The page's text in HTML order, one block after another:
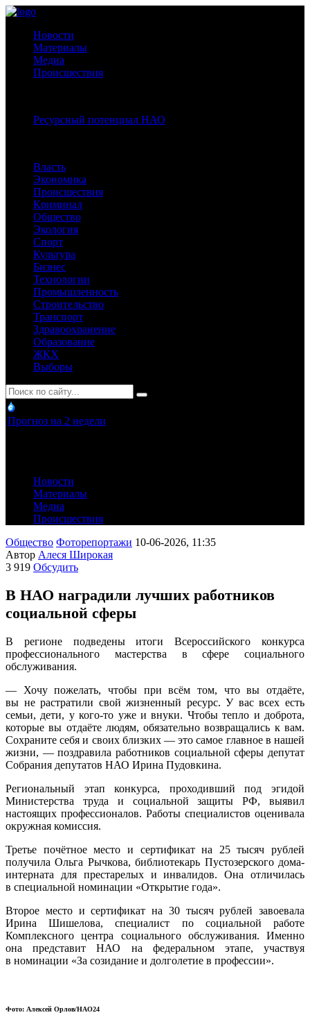
Новости
Материалы
Медиа
Происшествия
Ресурсный потенциал НАО
Власть
Экономика
Происшествия
Криминал
Общество
Экология
Спорт
Культура
Бизнес
Технологии
Промышленность
Строительство
Транспорт
Здравоохранение
Образование
ЖКХ
Выборы
Прогноз на 2 недели
Новости
Материалы
Медиа
Происшествия
Общество Фоторепортажи 10-06-2026, 11:35
Автор Алеся Широкая
3 919 Обсудить
В НАО наградили лучших работников
социальной сферы
В регионе подведены итоги Всероссийского конкурса
профессионального мастерства в сфере социального
обслуживания.
— Хочу пожелать, чтобы при всём том, что вы отдаёте,
вы не растратили свой жизненный ресурс. У вас всех есть
семьи, дети, у кого-то уже и внуки. Чтобы тепло и доброта,
которые вы отдаёте людям, обязательно возвращались к вам.
Сохраните себя и своих близких — это самое главное в нашей
жизни, — поздравила работников социальной сферы депутат
Собрания депутатов НАО Ирина Пудовкина.
Региональный этап конкурса, проходивший под эгидой
Министерства труда и социальной защиты РФ, выявил
настоящих профессионалов. Работы специалистов оценивала
окружная комиссия.
Третье почётное место и сертификат на 25 тысяч рублей
получила Ольга Рычкова, библиотекарь Пустозерского дома-
интерната для престарелых и инвалидов. Она отличилась
в специальной номинации «Открытие года».
Второе место и сертификат на 30 тысяч рублей завоевала
Ирина Шишелова, специалист по социальной работе
Комплексного центра социального обслуживания. Именно
она представит НАО на федеральном этапе, участвуя
в номинации «За созидание и долголетие в профессии».
Фото: Алексей Орлов/НАО24